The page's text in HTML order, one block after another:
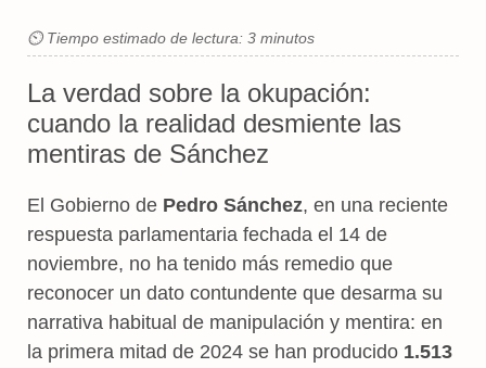
⏲ Tiempo estimado de lectura: 3 minutos
La verdad sobre la okupación:
cuando la realidad desmiente las
mentiras de Sánchez
El Gobierno de Pedro Sánchez, en una reciente
respuesta parlamentaria fechada el 14 de
noviembre, no ha tenido más remedio que
reconocer un dato contundente que desarma su
narrativa habitual de manipulación y mentira: en
la primera mitad de 2024 se han producido 1.513